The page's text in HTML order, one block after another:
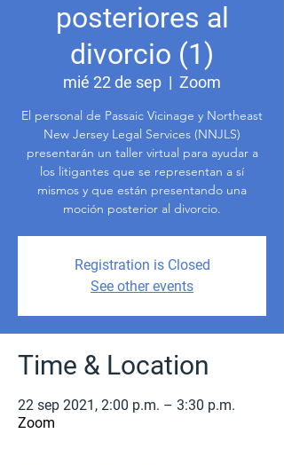
posteriores al
divorcio (1)
mié 22 de sep
  |
Zoom
El personal de Passaic Vicinage y Northeast
New Jersey Legal Services (NNJLS)
presentarán un taller virtual para ayudar a
los litigantes que se representan a sí
mismos y que están presentando una
moción posterior al divorcio.
Registration is Closed
See other events
Time & Location
22 sep 2021, 2:00 p.m. – 3:30 p.m.
Zoom